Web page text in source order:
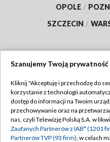
OPOLE /
SZCZECIN /
Abonament TVP
Emisja w TVP
Szanujemy Twoją prywatność
Kliknij "Akceptuję i przechodzę do
korzystanie z technologii
dostęp do informacji na Twoim
przechowywanie oraz na
nas, czyli Telewizję Polską S.A. w
Zaufanych Partnerów z IAB* (1201
Partnerów TVP (93 firm), w celach